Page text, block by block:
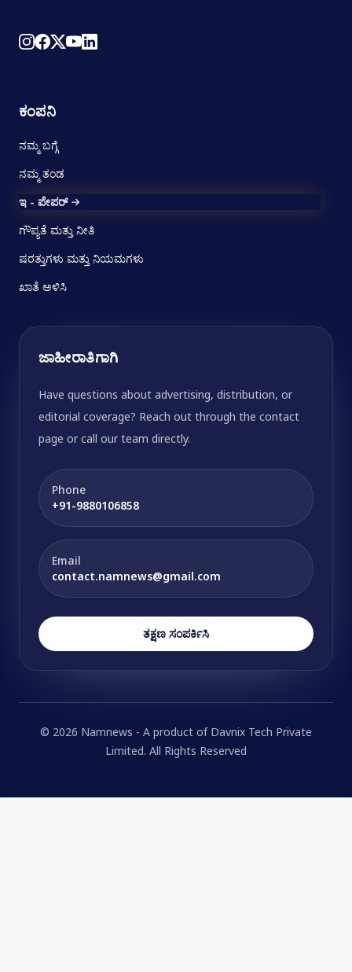
ಕಂಪನಿ
ನಮ್ಮ ಬಗ್ಗೆ
ನಮ್ಮ ತಂಡ
ಇ - ಪೇಪರ್
ಗೌಪ್ಯತೆ ಮತ್ತು ನೀತಿ
ಷರತ್ತುಗಳು ಮತ್ತು ನಿಯಮಗಳು
ಖಾತೆ ಅಳಿಸಿ
ಜಾಹೀರಾತಿಗಾಗಿ
Have questions about advertising, distribution, or
editorial coverage? Reach out through the contact
page or call our team directly.
Phone
+91-9880106858
Email
contact.namnews@gmail.com
ತಕ್ಷಣ ಸಂಪರ್ಕಿಸಿ
© 2026 Namnews - A product of Davnix Tech Private
Limited. All Rights Reserved